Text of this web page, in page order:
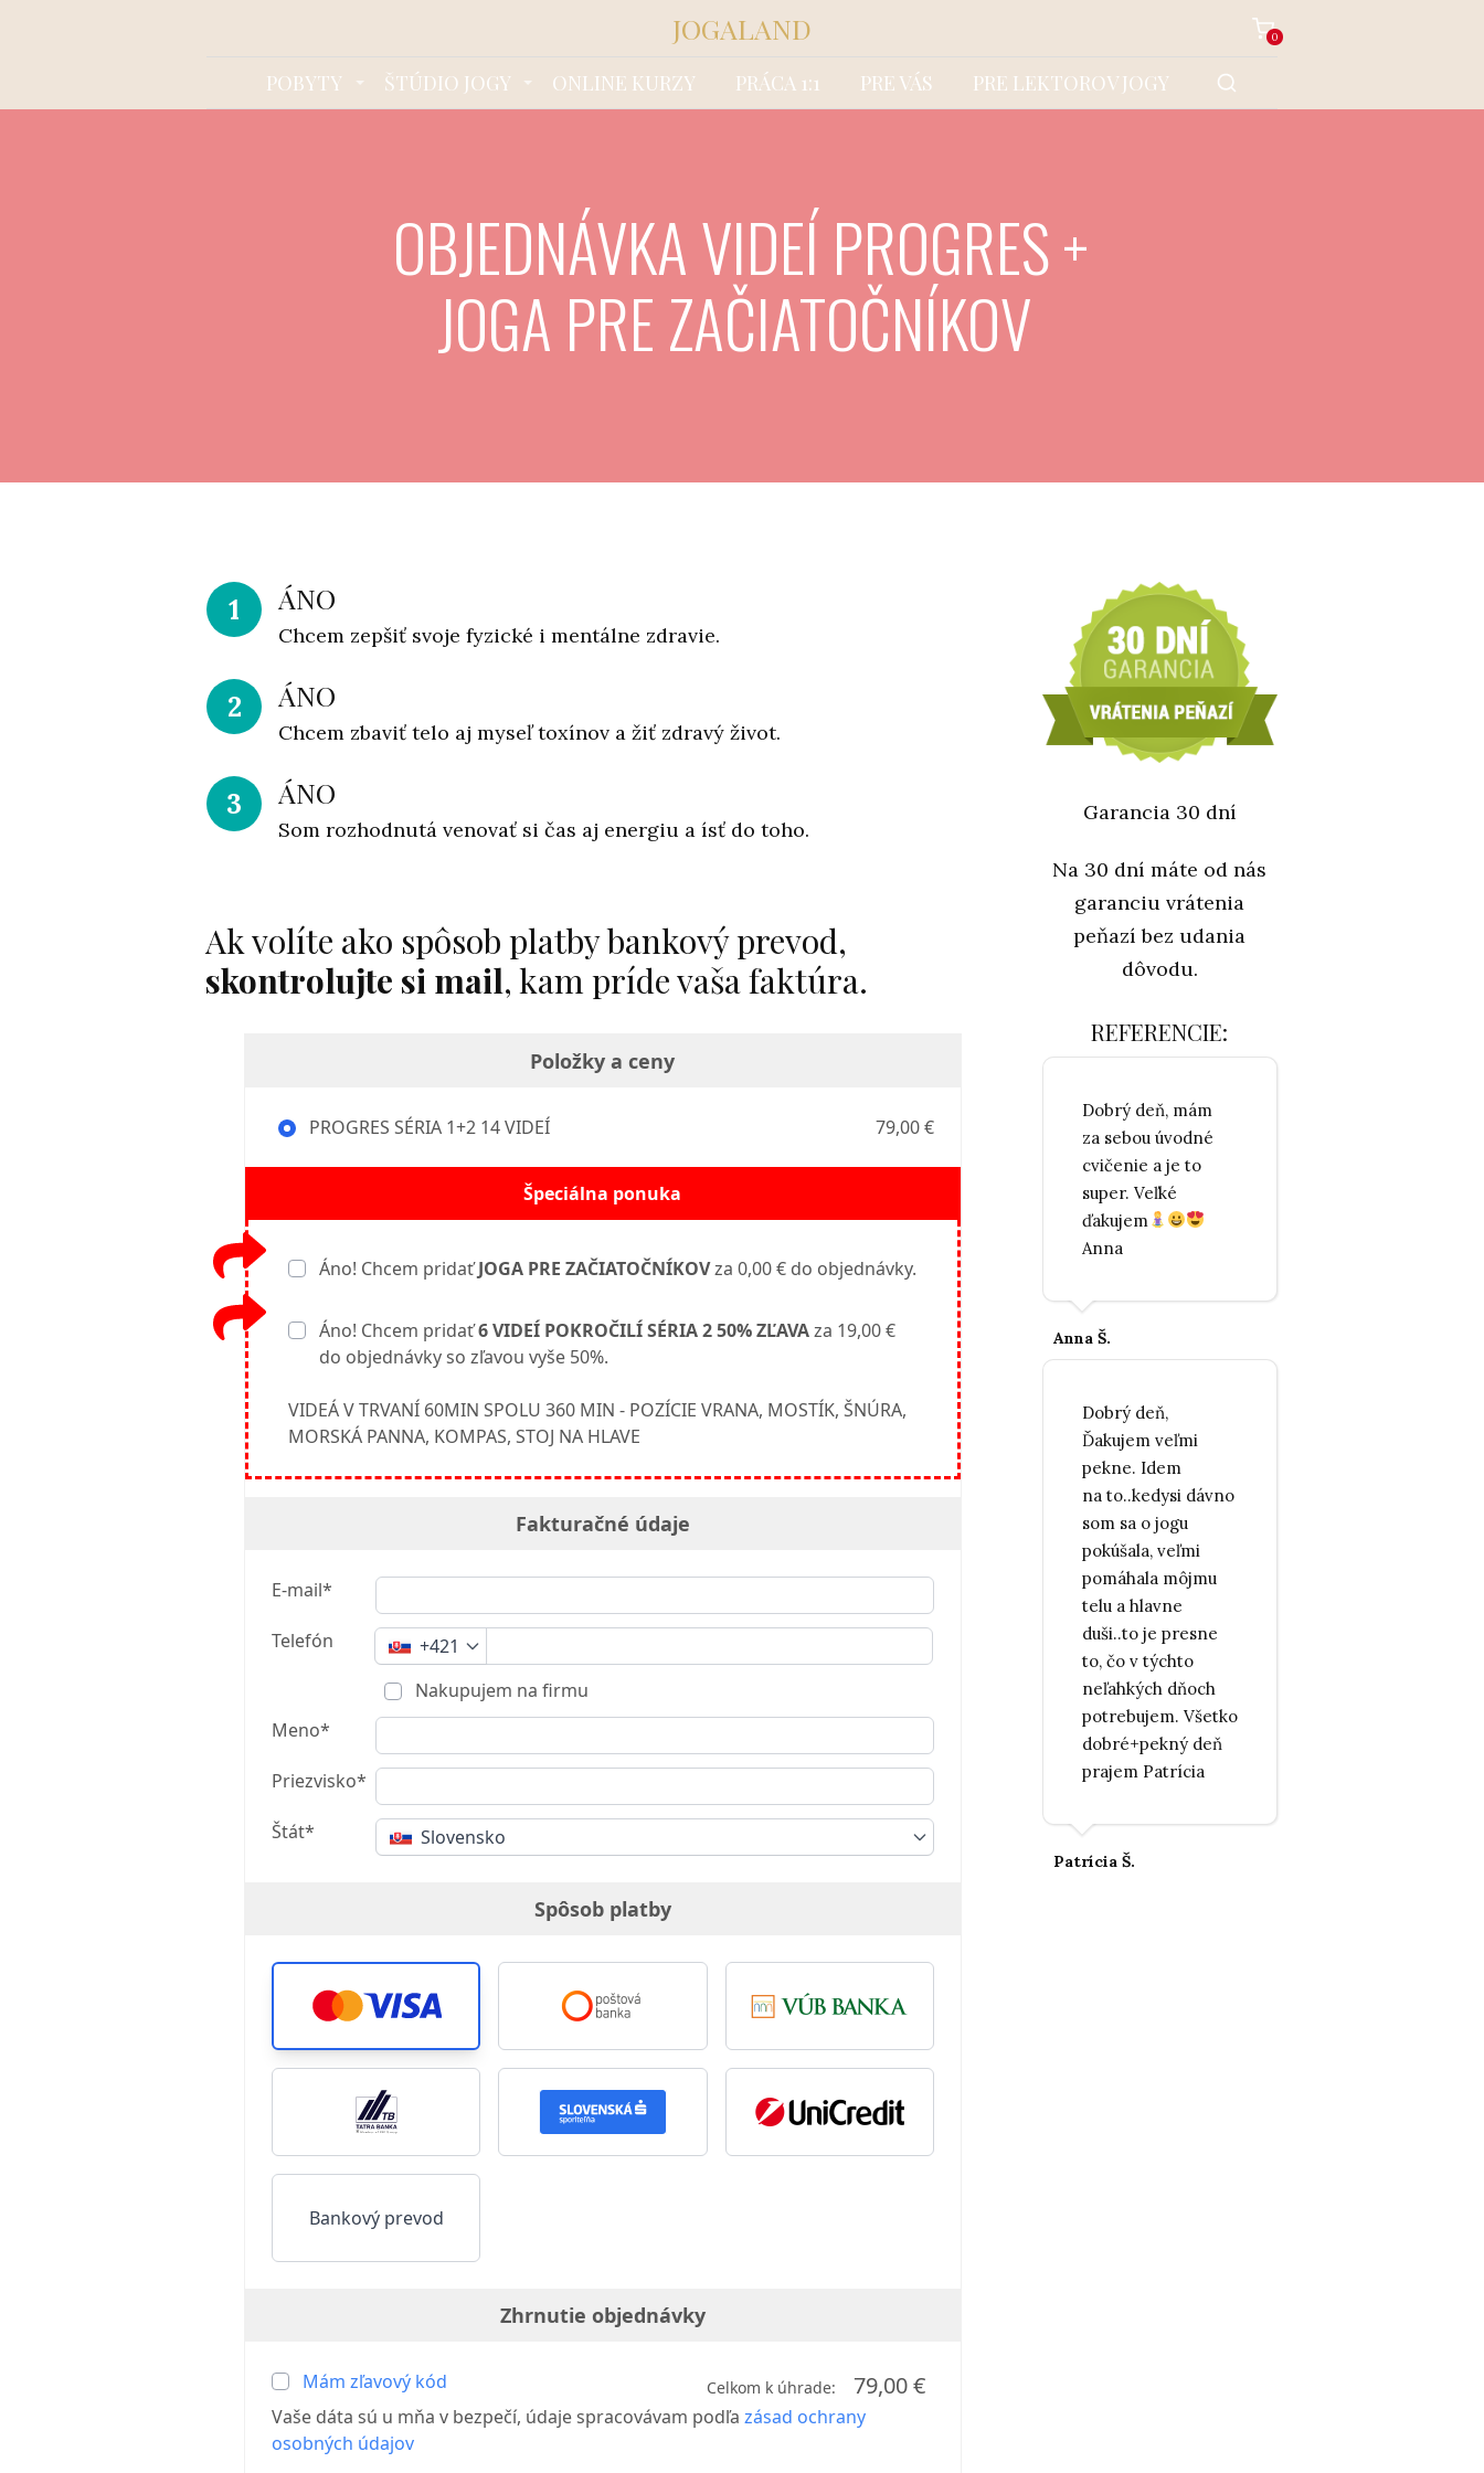
JOGALAND 0
POBYTY ŠTÚDIO JOGY ONLINE KURZY PRÁCA 1:1 PRE VÁS PRE LEKTOROV JOGY
OBJEDNÁVKA VIDEÍ PROGRES +
JOGA PRE ZAČIATOČNÍKOV
1 ÁNO
Chcem zepšiť svoje fyzické i mentálne zdravie.
2 ÁNO
Chcem zbaviť telo aj myseľ toxínov a žiť zdravý život.
3 ÁNO
Som rozhodnutá venovať si čas aj energiu a ísť do toho.
Ak volíte ako spôsob platby bankový prevod,
skontrolujte si mail, kam príde vaša faktúra.
Položky a ceny
PROGRES SÉRIA 1+2 14 VIDEÍ 79,00 €
Špeciálna ponuka
Áno! Chcem pridaťJOGA PRE ZAČIATOČNÍKOVza 0,00 € do objednávky.
Áno! Chcem pridať6 VIDEÍ POKROČILÍ SÉRIA 2 50% ZĽAVAza 19,00 €
do objednávky so zľavou vyše 50%.
VIDEÁ V TRVANÍ 60MIN SPOLU 360 MIN - POZÍCIE VRANA, MOSTÍK, ŠNÚRA,
MORSKÁ PANNA, KOMPAS, STOJ NA HLAVE
Fakturačné údaje
E-mail*
Telefón
+421
Nakupujem na firmu
Meno*
Priezvisko*
Štát* Slovensko
Spôsob platby
Bankový prevod
Zhrnutie objednávky
Mám zľavový kód Celkom k úhrade: 79,00 €
Vaše dáta sú u mňa v bezpečí, údaje spracovávam podľa zásad ochrany
osobných údajov
Garancia 30 dní
Na 30 dní máte od nás
garanciu vrátenia
peňazí bez udania
dôvodu.
REFERENCIE:
Dobrý deň, mám
za sebou úvodné
cvičenie a je to
super. Veľké
ďakujem
Anna
Anna Š.
Dobrý deň,
Ďakujem veľmi
pekne. Idem
na to..kedysi dávno
som sa o jogu
pokúšala, veľmi
pomáhala môjmu
telu a hlavne
duši..to je presne
to, čo v týchto
neľahkých dňoch
potrebujem. Všetko
dobré+pekný deň
prajem Patrícia
Patrícia Š.